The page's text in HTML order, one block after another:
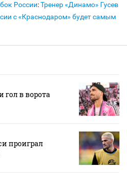
России:Тренер «Динамо» Гусев
с «Краснодаром» будет самым
гол в ворота
проиграл